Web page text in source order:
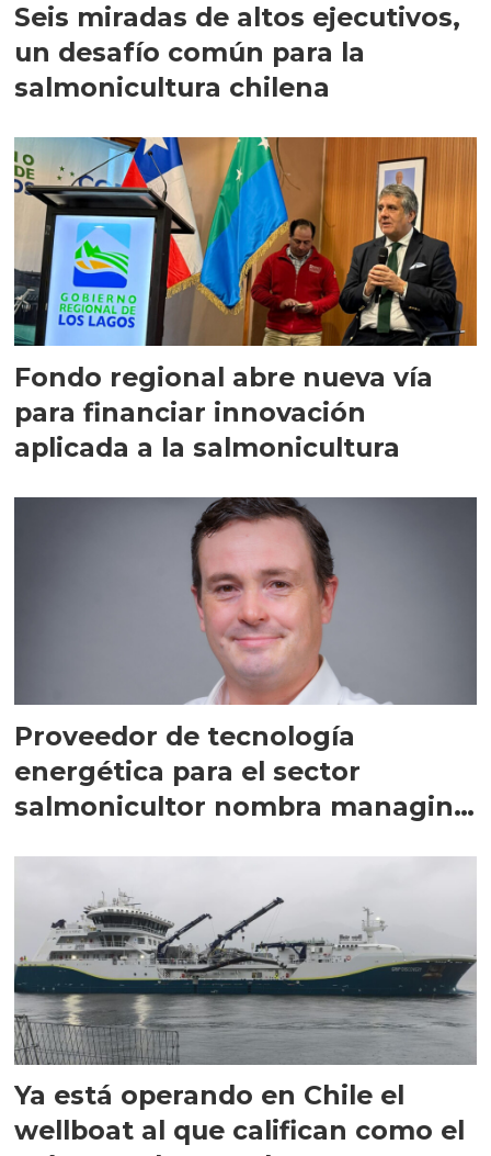
Seis miradas de altos ejecutivos,
un desafío común para la
salmonicultura chilena
Fondo regional abre nueva vía
para financiar innovación
aplicada a la salmonicultura
Proveedor de tecnología
energética para el sector
salmonicultor nombra managing
Ya está operando en Chile el
wellboat al que califican como el